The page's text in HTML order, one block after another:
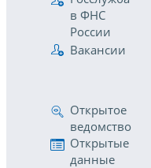
в ФНС
России
Вакансии
Открытое
ведомство
Открытые
данные